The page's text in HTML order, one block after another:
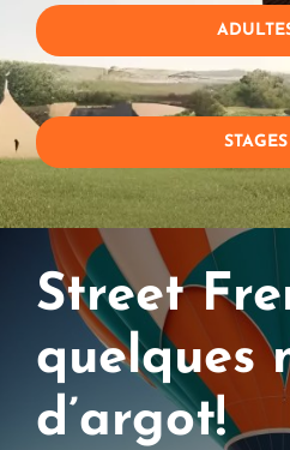
STAGES
Street
quelques
d’argot!